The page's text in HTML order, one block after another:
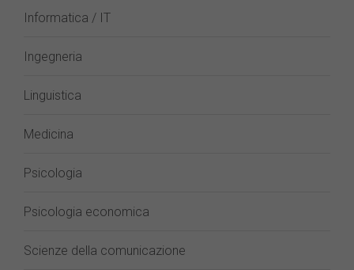
Informatica / IT
Ingegneria
Linguistica
Medicina
Psicologia
Psicologia economica
Scienze della comunicazione